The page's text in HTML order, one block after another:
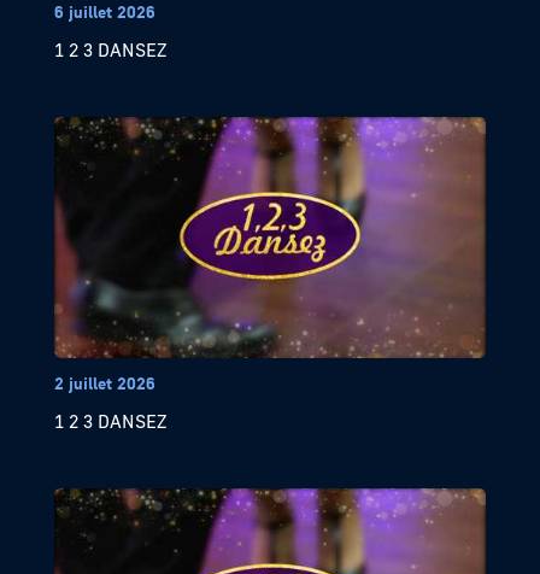
6 juillet 2026
1 2 3 DANSEZ
2 juillet 2026
1 2 3 DANSEZ